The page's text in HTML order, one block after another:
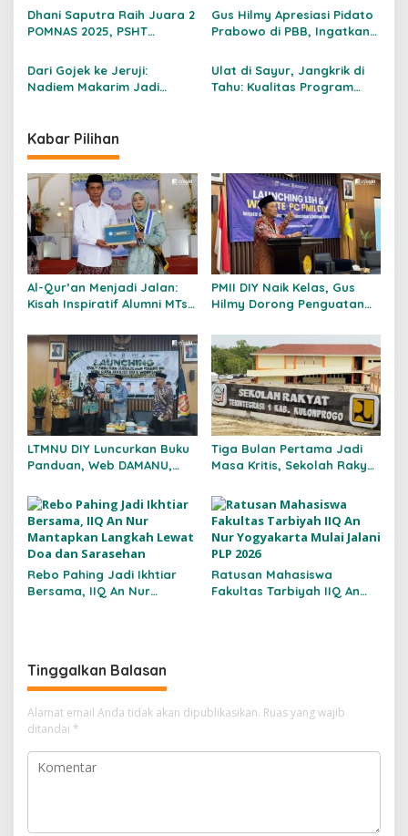
o
s
Yogyakarta Periode 2026–
2029
Hadirkan Literasi Keuangan
Syariah Berbasis Masjid
Dhani Saputra Raih Juara 2
POMNAS 2025, PSHT
Gus Hilmy Apresiasi Pidato
Prabowo di PBB, Ingatkan
Diplomasi
Dari Gojek ke Jeruji:
Nadiem Makarim Jadi
Ulat di Sayur, Jangkrik di
Tahu: Kualitas Program
Kabar Pilihan
Al-Qur’an Menjadi Jalan:
Kisah Inspiratif Alumni MTs
Menembus Perguruan
Tinggi Negeri
PMII DIY Naik Kelas, Gus
Hilmy Dorong Penguatan
Digitalisasi Gerakan
LTMNU DIY Luncurkan Buku
Panduan, Web DAMANU,
Crowdfunding
Tiga Bulan Pertama Jadi
Masa Kritis, Sekolah Rakyat
Kemandirian Siswa Sejak
Hari Pertama
Rebo Pahing Jadi Ikhtiar
Bersama, IIQ An Nur
Ratusan Mahasiswa
Fakultas Tarbiyah IIQ An
Tinggalkan Balasan
Alamat email Anda tidak akan dipublikasikan. Ruas yang wajib
ditandai *